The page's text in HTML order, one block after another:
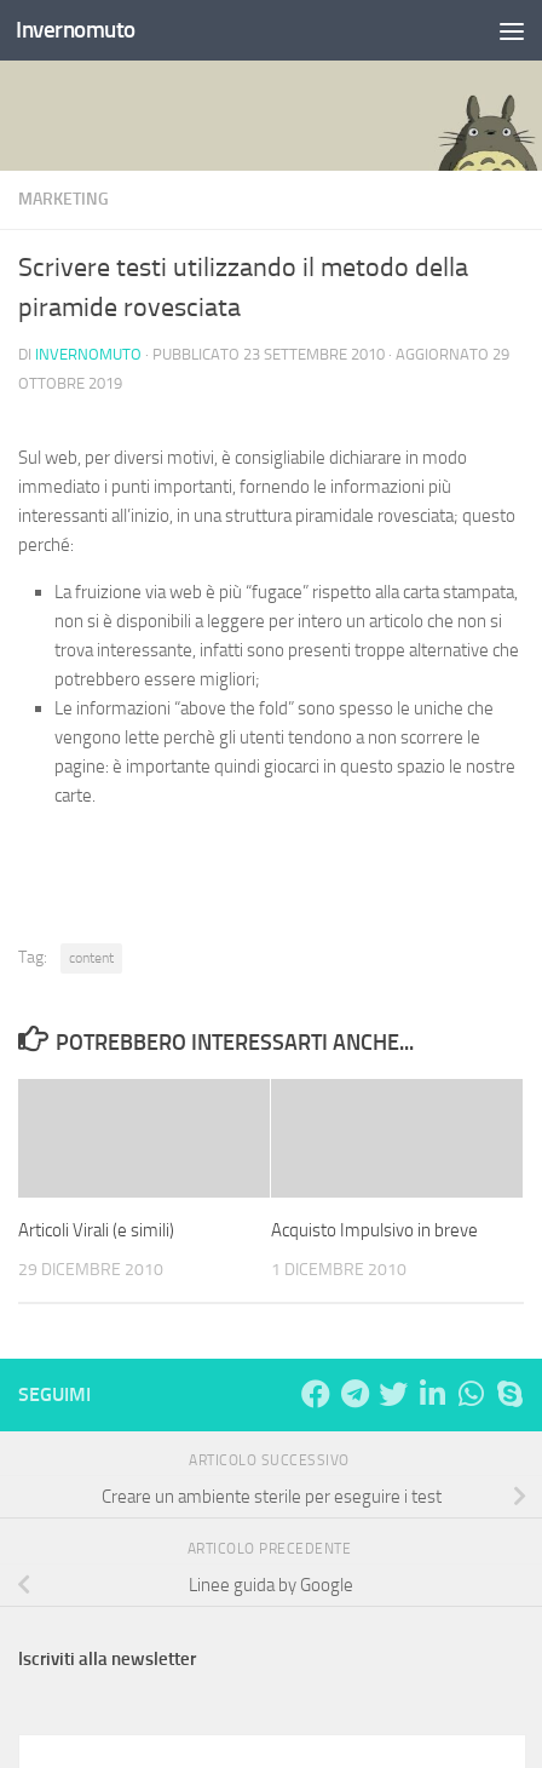
Salta al contenuto
Invernomuto
MARKETING
Scrivere testi utilizzando il metodo della
piramide rovesciata
DI INVERNOMUTO · PUBBLICATO 23 SETTEMBRE 2010 · AGGIORNATO 29
OTTOBRE 2019
Sul web, per diversi motivi, è consigliabile dichiarare in modo
immediato i punti importanti, fornendo le informazioni più
interessanti all’inizio, in una struttura piramidale rovesciata; questo
perché:
La fruizione via web è più “fugace” rispetto alla carta stampata,
non si è disponibili a leggere per intero un articolo che non si
trova interessante, infatti sono presenti troppe alternative che
potrebbero essere migliori;
Le informazioni “above the fold” sono spesso le uniche che
vengono lette perchè gli utenti tendono a non scorrere le
pagine: è importante quindi giocarci in questo spazio le nostre
carte.
Tag: content
POTREBBERO INTERESSARTI ANCHE...
Articoli Virali (e simili)
29 DICEMBRE 2010
Acquisto Impulsivo in breve
1 DICEMBRE 2010
SEGUIMI
ARTICOLO SUCCESSIVO
Creare un ambiente sterile per eseguire i test
ARTICOLO PRECEDENTE
Linee guida by Google
Iscriviti alla newsletter